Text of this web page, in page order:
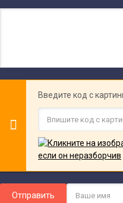
Введите код с
Отправить